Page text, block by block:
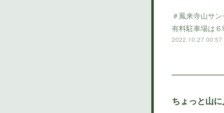
＃鳳来寺山サ
有料駐車場は
2022.10.27 00:57
ちょっと山